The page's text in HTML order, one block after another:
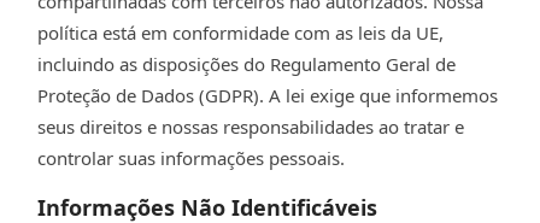
política está em conformidade com as leis da UE,
incluindo as disposições do Regulamento Geral de
Proteção de Dados (GDPR). A lei exige que informemos
seus direitos e nossas responsabilidades ao tratar e
controlar suas informações pessoais.
Informações Não Identificáveis